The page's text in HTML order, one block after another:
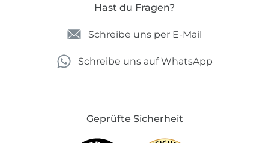
Hast du Fragen?
Schreibe uns per E-Mail
Schreibe uns auf WhatsApp
Geprüfte Sicherheit